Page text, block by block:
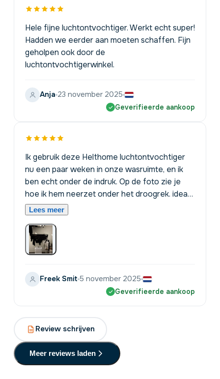
Hele fijne luchtontvochtiger. Werkt echt super!
Hadden we eerder aan moeten schaffen. Fijn
geholpen ook door de
luchtontvochtigerwinkel.
Anja 23 november 2025
Geverifieerde aankoop
Ik gebruik deze Helthome luchtontvochtiger
nu een paar weken in onze wasruimte, en ik
ben echt onder de indruk. Op de foto zie je
hoe ik hem neerzet onder het droogrek. ideaal!
Waar het vroeger lang duurde voordat de was
droog was, is alles nu binnen een nacht
kurkdroog. De wifi-functie is handig om hem
via de app aan of uit te zetten zonder naar
zolder te hoeven lopen. Ook geen muffe geur
probleem was. De watertank is groot genoeg;
ik hoef hem maar om de paar dagen te legen.
Kortom: superhandig voor wasruimtes of
vochtige kamers had ik veel eerder moeten
kopen!
Lees meer
Freek Smit 5 november 2025
Geverifieerde aankoop
Review schrijven
Meer reviews laden